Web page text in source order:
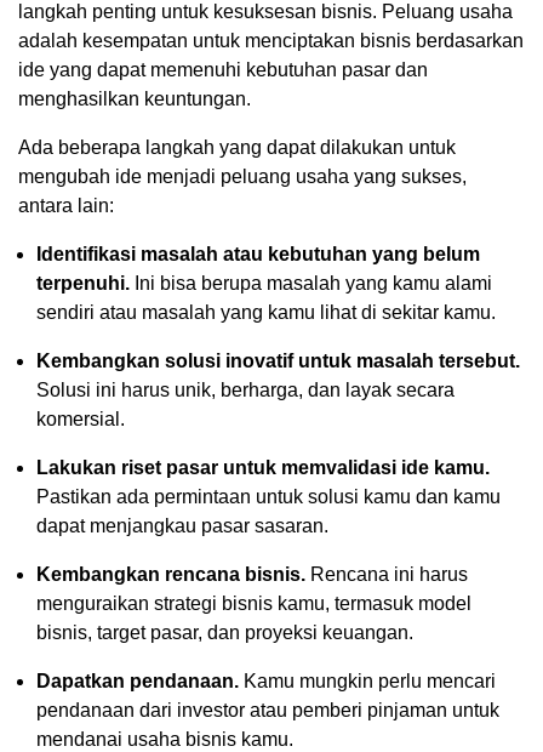
langkah penting untuk kesuksesan bisnis. Peluang usaha
adalah kesempatan untuk menciptakan bisnis berdasarkan
ide yang dapat memenuhi kebutuhan pasar dan
menghasilkan keuntungan.
Ada beberapa langkah yang dapat dilakukan untuk
mengubah ide menjadi peluang usaha yang sukses,
antara lain:
Identifikasi masalah atau kebutuhan yang belum
terpenuhi. Ini bisa berupa masalah yang kamu alami
sendiri atau masalah yang kamu lihat di sekitar kamu.
Kembangkan solusi inovatif untuk masalah tersebut.
Solusi ini harus unik, berharga, dan layak secara
komersial.
Lakukan riset pasar untuk memvalidasi ide kamu.
Pastikan ada permintaan untuk solusi kamu dan kamu
dapat menjangkau pasar sasaran.
Kembangkan rencana bisnis. Rencana ini harus
menguraikan strategi bisnis kamu, termasuk model
bisnis, target pasar, dan proyeksi keuangan.
Dapatkan pendanaan. Kamu mungkin perlu mencari
pendanaan dari investor atau pemberi pinjaman untuk
mendanai usaha bisnis kamu.